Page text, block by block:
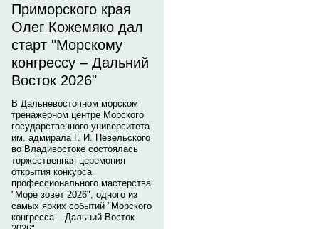
Приморского края
Олег Кожемяко дал
старт "Морскому
конгрессу – Дальний
Восток 2026"
В Дальневосточном морском
тренажерном центре Морского
государственного университета
им. адмирала Г. И. Невельского
во Владивостоке состоялась
торжественная церемония
открытия конкурса
профессионального мастерства
"Море зовет 2026", одного из
самых ярких событий "Морского
конгресса – Дальний Восток